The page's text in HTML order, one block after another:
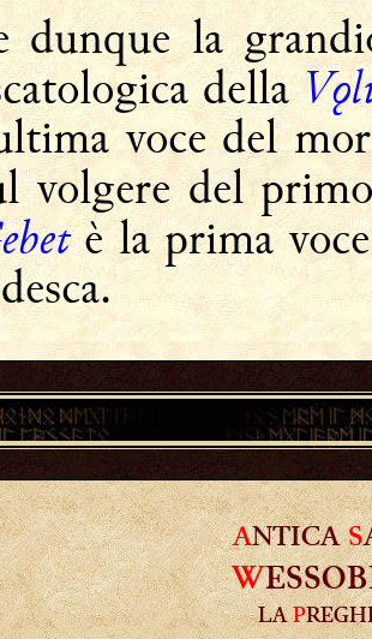
dunque la
della
voce del
volgere del
è la prima
ANTICAS
W
LAP